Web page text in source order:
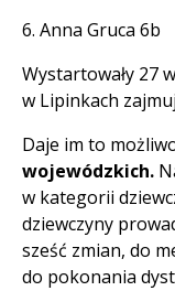
6. Anna Gruca 6b
Wystartowały 27
w Lipinkach
Daje im to
wojewódzkich.
w kategorii
dziewczyny
sześć zmian, do
do pokonania